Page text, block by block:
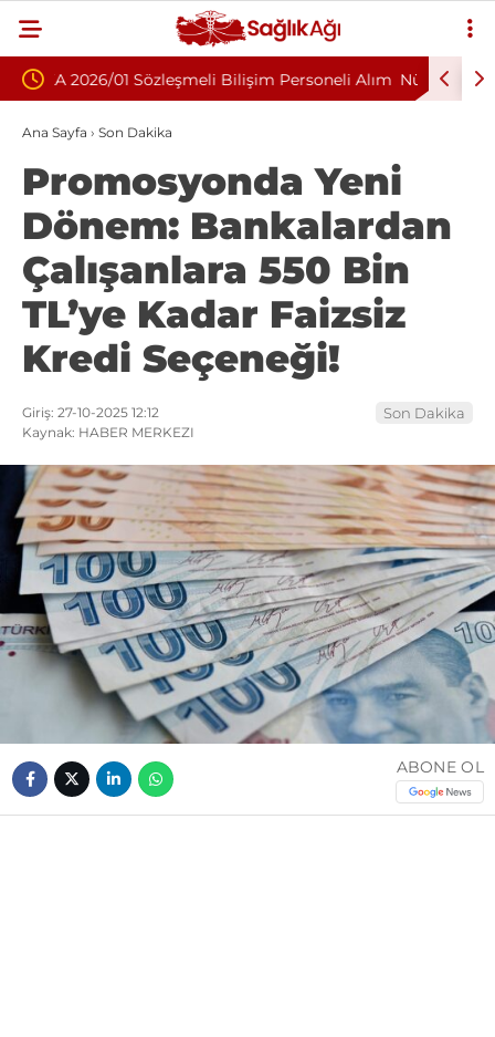
Alım Nükleoplasti mi, Ameliyat mı? Bel ve Boyun
Fıtığında Doğru Tedavi Seçimi
Ana Sayfa › Son Dakika
Promosyonda Yeni
Dönem: Bankalardan
Çalışanlara 550 Bin
TL’ye Kadar Faizsiz
Kredi Seçeneği!
Giriş: 27-10-2025 12:12
Kaynak: HABER MERKEZI
Son Dakika
ABONE OL